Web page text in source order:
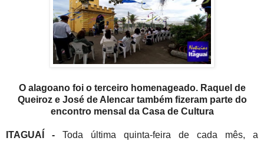
O alagoano foi o terceiro homenageado. Raquel de
Queiroz e José de Alencar também fizeram parte do
encontro mensal da Casa de Cultura
ITAGUAÍ - Toda última quinta-feira de cada mês, a